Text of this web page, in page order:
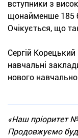
вступники з
щонайменше 185
Очікується, що
Сергій
навчальні
нового
«Наш пріоритет
Продовжуємо